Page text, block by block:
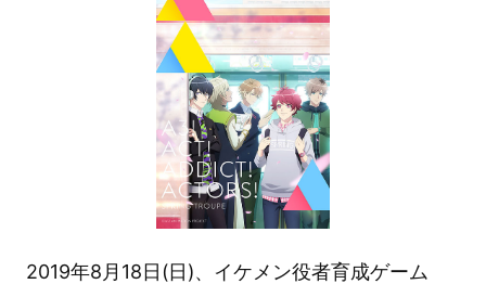
2019年8月18日(日)、イケメン役者育成ゲーム